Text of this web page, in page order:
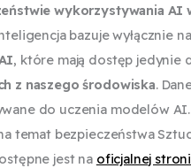
wykorzystywania AI
bazuje wyłącznie na
, które mają dostęp jedynie
z naszego środowiska.
do uczenia modelów
temat bezpieczeństwa
jest na oficjalnej